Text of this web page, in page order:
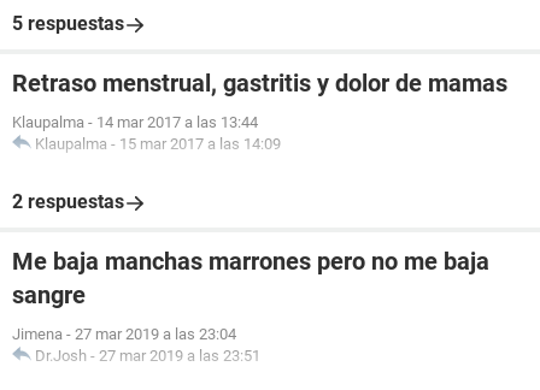
5 respuestas
Retraso menstrual, gastritis y dolor de mamas
Klaupalma - 14 mar 2017 a las 13:44
Klaupalma - 15 mar 2017 a las 14:09
2 respuestas
Me baja manchas marrones pero no me baja
sangre
Jimena - 27 mar 2019 a las 23:04
Dr.Josh - 27 mar 2019 a las 23:51